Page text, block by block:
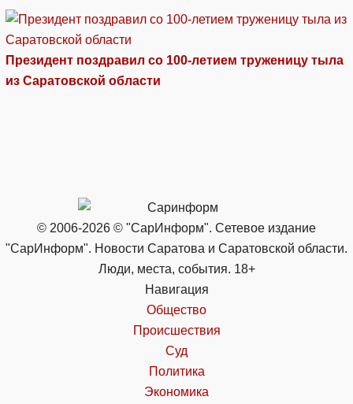
Президент поздравил со 100-летием труженицу тыла
из Саратовской области
© 2006-2026 © "СарИнформ". Сетевое издание
"СарИнформ". Новости Саратова и Саратовской области.
Люди, места, события. 18+
Навигация
Общество
Происшествия
Суд
Политика
Экономика